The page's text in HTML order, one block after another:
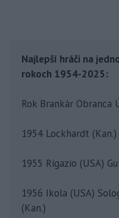
Najlepší hráči na
rokoch 1954-2025:
Rok Brankár Obranca
1954 Lockhardt
1955 Rigazio (USA)
1956 Ikola (USA)
(Kan.)